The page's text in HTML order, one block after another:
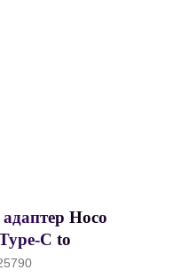
Hoco
C to
Type-C